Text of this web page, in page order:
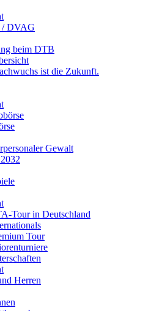
/ DVAG
beim DTB
ist die Zukunft.
Gewalt
Tour in Deutschland
Tour
Herren